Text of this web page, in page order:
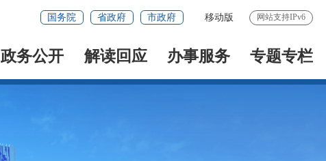
国务院 省政府 市政府 移动版 网站支持IPv6
政务公开 解读回应 办事服务 专题专栏